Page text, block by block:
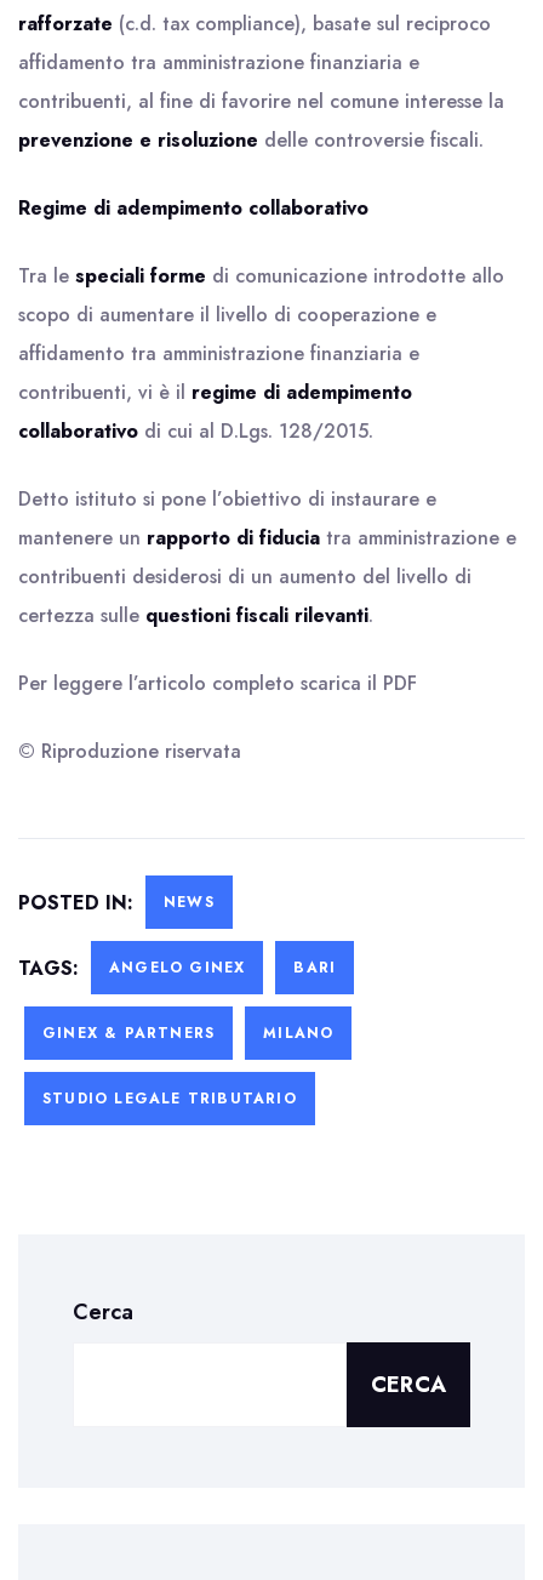
rafforzate (c.d. tax compliance), basate sul reciproco
affidamento tra amministrazione finanziaria e
contribuenti, al fine di favorire nel comune interesse la
prevenzione e risoluzione delle controversie fiscali.
Regime di adempimento collaborativo
Tra le speciali forme di comunicazione introdotte allo
scopo di aumentare il livello di cooperazione e
affidamento tra amministrazione finanziaria e
contribuenti, vi è il regime di adempimento
collaborativo di cui al D.Lgs. 128/2015.
Detto istituto si pone l’obiettivo di instaurare e
mantenere un rapporto di fiducia tra amministrazione e
contribuenti desiderosi di un aumento del livello di
certezza sulle questioni fiscali rilevanti.
Per leggere l’articolo completo scarica il PDF
© Riproduzione riservata
POSTED IN: NEWS
TAGS: ANGELO GINEX BARI
GINEX & PARTNERS MILANO
STUDIO LEGALE TRIBUTARIO
Cerca
CERCA